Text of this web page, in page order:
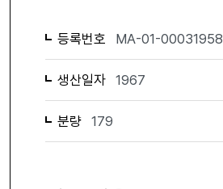
등록번호 MA-01-00031958
생산일자 1967
분량 179